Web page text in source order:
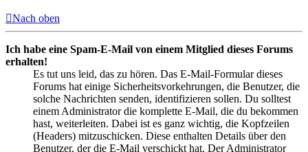
Nach oben
Ich habe eine Spam-E-Mail von einem Mitglied dieses Forums
erhalten!
Es tut uns leid, das zu hören. Das E-Mail-Formular dieses
Forums hat einige Sicherheitsvorkehrungen, die Benutzer, die
solche Nachrichten senden, identifizieren sollen. Du solltest
einem Administrator die komplette E-Mail, die du bekommen
hast, weiterleiten. Dabei ist es ganz wichtig, die Kopfzeilen
(Headers) mitzuschicken. Diese enthalten Details über den
Benutzer, der die E-Mail verschickt hat. Der Administrator